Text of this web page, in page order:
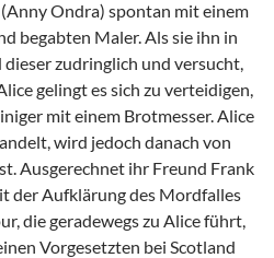
Ondra) spontan mit einem
begabten Maler. Als sie ihn in
zudringlich und versucht,
gelingt es sich zu verteidigen,
mit einem Brotmesser. Alice
wird jedoch danach von
Ausgerechnet ihr Freund Frank
der Aufklärung des Mordfalles
die geradewegs zu Alice führt,
Vorgesetzten bei Scotland